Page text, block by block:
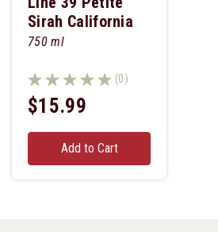
Sirah California
750 ml
(0)
$15.99
Add to Cart